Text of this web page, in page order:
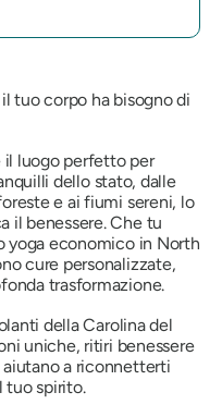
tuo corpo ha bisogno di
il luogo perfetto per
dello stato, dalle
e ai fiumi sereni, lo
il benessere. Che tu
yoga economico in North
cure personalizzate,
trasformazione.
della Carolina del
uniche, ritiri benessere
a riconnetterti
tuo spirito.